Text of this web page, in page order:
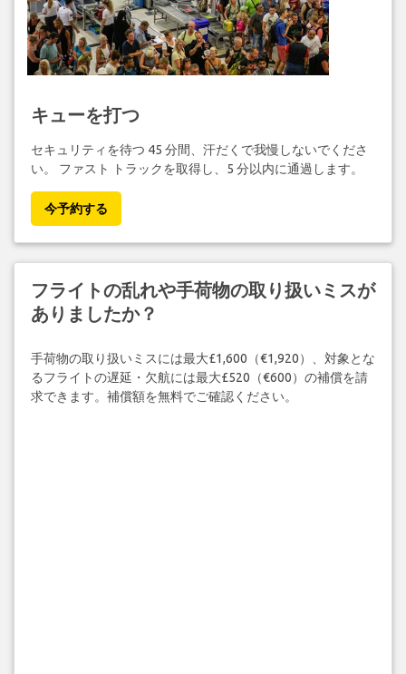
キューを打つ
セキュリティを待つ 45 分間、汗だくで我慢しないでくださ
い。 ファスト トラックを取得し、5 分以内に通過します。
今予約する
フライトの乱れや手荷物の取り扱いミスが
ありましたか？
手荷物の取り扱いミスには最大£1,600（€1,920）、対象とな
るフライトの遅延・欠航には最大£520（€600）の補償を請
求できます。補償額を無料でご確認ください。